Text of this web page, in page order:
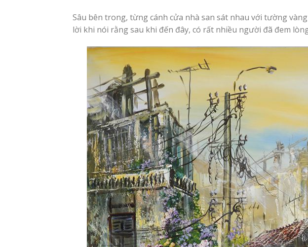
Tranh sơn dầu phố cổ
Bứctranh sơn dầu phố cổgây ấn tượng mạnh từ lần đầu tiên
sầm uất. Người hoạ sĩ đã rất tinh tế khi điểm xuyến cho cái
lối vào ngõ.
Sâu bên trong, từng cánh cửa nhà san sát nhau với tường
lời khi nói rằng sau khi đến đây, có rất nhiều người đã đem